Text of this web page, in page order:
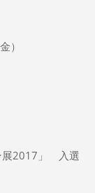
）
展2017」 入選